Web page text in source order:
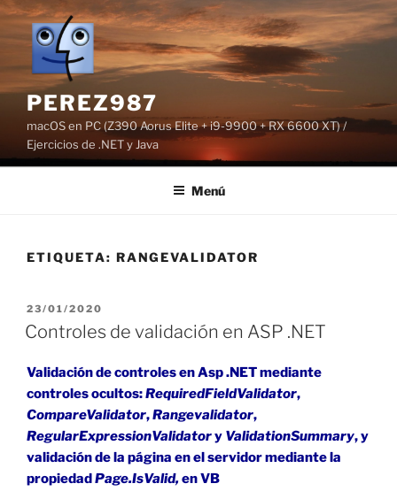
Saltar
contenido
PEREZ987
macOS en PC (Z390 Aorus Elite + i9-9900 + RX 6600 XT) /
Ejercicios de .NET y Java
Menú
ETIQUETA: RANGEVALIDATOR
PUBLICADO
EL
23/01/2020
Controles de validación en ASP .NET
Validación de controles en Asp .NET mediante
controles ocultos:RequiredFieldValidator,
CompareValidator,Rangevalidator,
RegularExpressionValidatory ValidationSummary, y
validación de la página en el servidor mediante la
propiedadPage.IsValid,en VB